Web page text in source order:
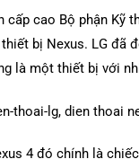
cấp cao Bộ phận Kỹ
bị Nexus. LG đã
là một thiết bị với
4 đó chính là